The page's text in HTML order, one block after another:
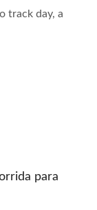
track day, a
para